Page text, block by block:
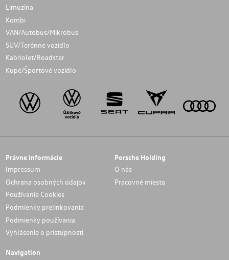
Limuzína
Kombi
VAN/Autobus/Mikrobus
SUV/Terénne vozidlo
Kabriolet/Roadster
Kupé/Športové vozidlo
Právne informácie
Impressum
Ochrana osobných údajov
Používanie Cookies
Podmienky prelinkovania
Podmienky používania
Vyhlásenie o prístupnosti
Porsche Holding
O nás
Pracovné miesta
Navigation